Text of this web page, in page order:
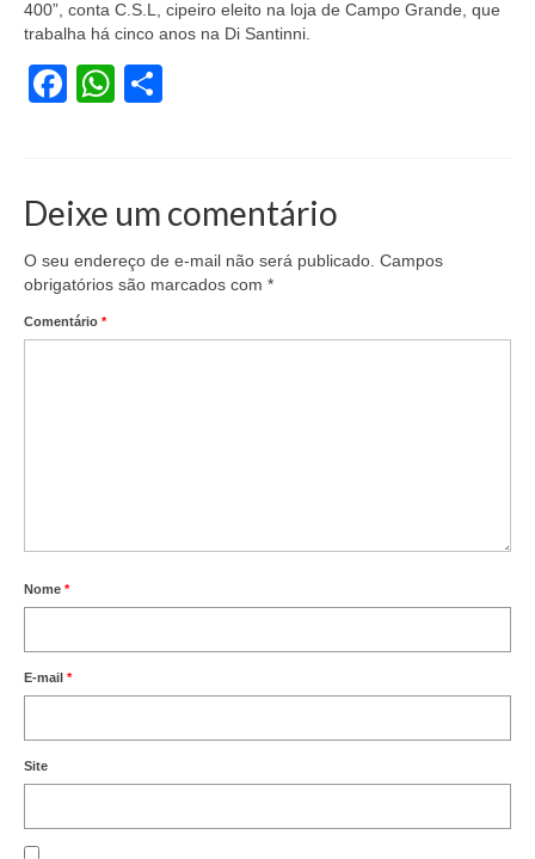
400”, conta C.S.L, cipeiro eleito na loja de Campo Grande, que
trabalha há cinco anos na Di Santinni.
Facebook
WhatsApp
Deixe um comentário
O seu endereço de e-mail não será publicado. Campos
obrigatórios são marcados com *
Comentário *
Nome *
E-mail *
Site